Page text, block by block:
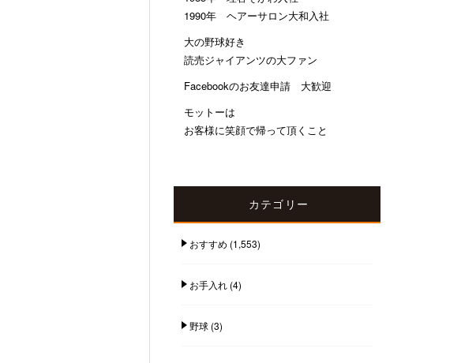
1990年 ヘアーサロン大和入社
大の野球好き
読売ジャイアンツの大ファン
Facebookのお友達申請 大歓迎
モットーは
お客様に笑顔で帰って頂くこと
カテゴリー
おすすめ (1,553)
お手入れ(4)
野球(3)